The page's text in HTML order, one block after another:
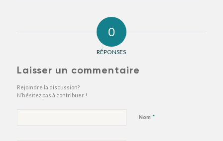
0
RÉPONSES
Laisser un commentaire
Rejoindre la discussion?
N’hésitez pas à contribuer !
Nom *